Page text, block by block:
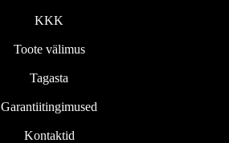
KKK
Toote välimus
Tagasta
Garantiitingimused
Kontaktid